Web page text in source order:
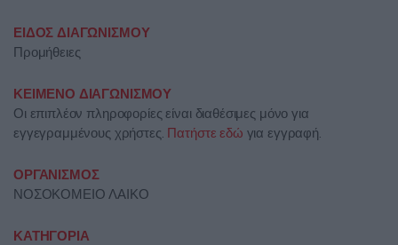
Σύνδεση
ΕΙΔΟΣ ΔΙΑΓΩΝΙΣΜΟΥ
Προμήθειες
ΚΕΙΜΕΝΟ ΔΙΑΓΩΝΙΣΜΟΥ
Οι επιπλέον πληροφορίες είναι διαθέσιμες μόνο για
εγγεγραμμένους χρήστες. Πατήστε εδώ για εγγραφή.
ΟΡΓΑΝΙΣΜΟΣ
ΝΟΣΟΚΟΜΕΙΟ ΛΑΙΚΟ
ΚΑΤΗΓΟΡΙΑ